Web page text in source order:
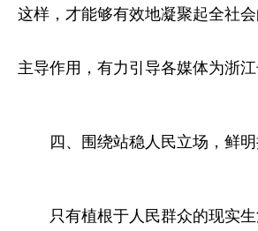
这样，才能够有效地凝聚起全社
主导作用，有力引导各媒体为浙
四、围绕站稳人民立场，鲜
只有植根于人民群众的现实生